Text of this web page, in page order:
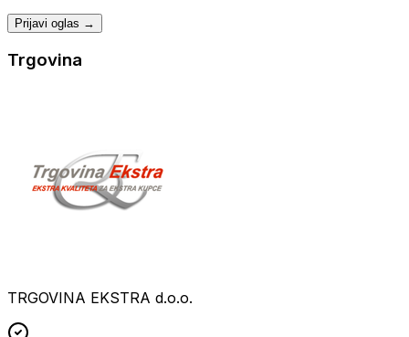
Prijavi oglas →
Trgovina
TRGOVINA EKSTRA d.o.o.